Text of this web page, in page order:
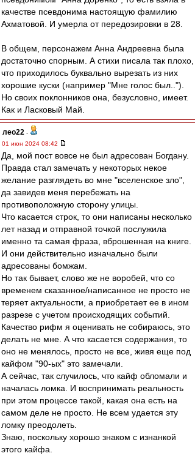
качестве псевдонима настоящую фамилию
Ахматовой. И умерла от передозировки в 28.
В общем, персонажем Анна Андреевна была
достаточно спорным. А стихи писала так плохо,
что приходилось буквально вырезать из них
хорошие куски (например "Мне голос был..").
Но своих поклонников она, безусловно, имеет.
Как и Ласковый Май.
лео22 -
01 июн 2024 08:42
Да, мой пост вовсе не был адресован Богдану.
Правда стал замечать у некоторых некое
желание разглядеть во мне "вселенское зло",
да завидев меня перебежать на
противоположную сторону улицы.
Что касается строк, то они написаны несколько
лет назад и отправной точкой послужила
именно та самая фраза, вброшенная на книге.
И они действительно изначально были
адресованы бомжам.
Но так бывает, слово же не воробей, что со
временем сказанное/написанное не просто не
теряет актуальности, а приобретает ее в ином
разрезе с учетом происходящих событий.
Качество рифм я оценивать не собираюсь, это
делать не мне. А что касается содержания, то
оно не менялось, просто не все, живя еще под
кайфом "90-ых" это замечали.
А сейчас, так случилось, что кайф обломали и
началась ломка. И воспринимать реальность
при этом процессе такой, какая она есть на
самом деле не просто. Не всем удается эту
ломку преодолеть.
Знаю, поскольку хорошо знаком с изнанкой
этого кайфа.